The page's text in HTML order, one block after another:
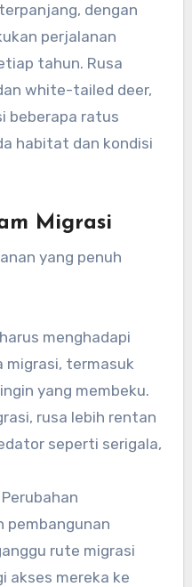
dengan
perjalanan
tahun. Rusa
white-tailed deer,
beberapa ratus
habitat dan kondisi
Migrasi
yang penuh
menghadapi
migrasi, termasuk
yang membeku.
rusa lebih rentan
seperti serigala,
Perubahan
pembangunan
rute migrasi
akses mereka ke